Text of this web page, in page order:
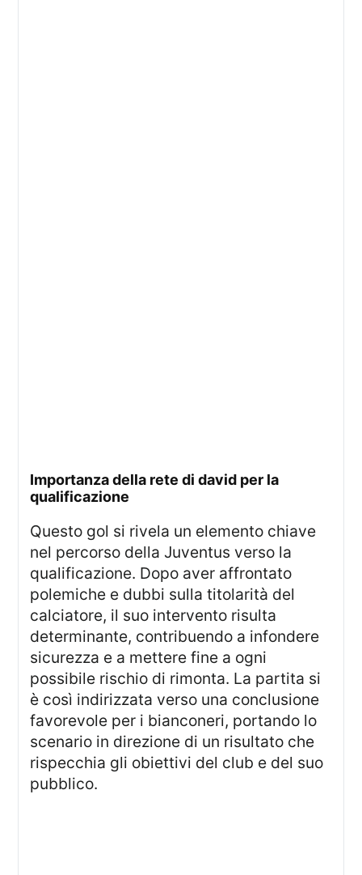
importanza della rete di david per la
qualificazione
Questo gol si rivela un elemento chiave
nel percorso della Juventus verso la
qualificazione. Dopo aver affrontato
polemiche e dubbi sulla titolarità del
calciatore, il suo intervento risulta
determinante, contribuendo a infondere
sicurezza e a mettere fine a ogni
possibile rischio di rimonta. La partita si
è così indirizzata verso una conclusione
favorevole per i bianconeri, portando lo
scenario in direzione di un risultato che
rispecchia gli obiettivi del club e del suo
pubblico.